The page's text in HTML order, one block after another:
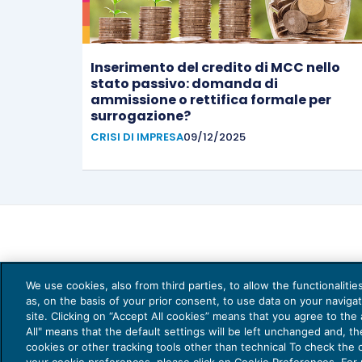
Inserimento del credito di MCC nello
stato passivo: domanda di
ammissione o rettifica formale per
surrogazione?
CRISI DI IMPRESA09/12/2025
We use cookies, also from third parties, to allow the
as, on the basis of your prior consent, to use data on your
site. Clicking on “Accept All cookies” means that you agree to
All" means that the default settings will be left unchanged and,
cookies or other tracking tools other than technical To check the